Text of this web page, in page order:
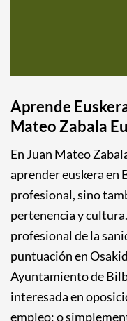
Aprende
Mateo Zabala
En Juan Mateo
aprender euskera en
profesional, sino
pertenencia y
profesional de la
puntuación en
Ayuntamiento de
interesada en
empleo; o